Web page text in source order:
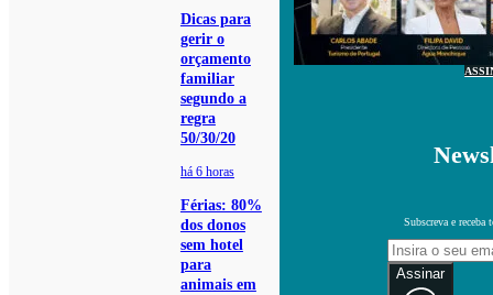
Dicas para
gerir o
orçamento
familiar
segundo a
regra
50/30/20
há 6 horas
Férias: 80%
dos donos
sem hotel
para
animais em
Subscreva e receba
Assinar